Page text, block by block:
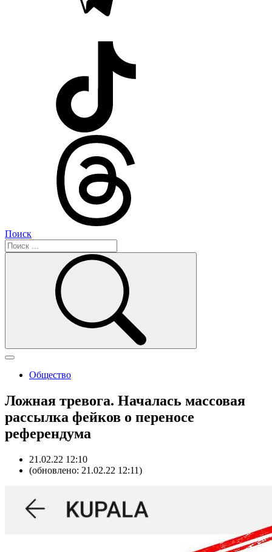
Поиск
Общество
Ложная тревога. Началась массовая
рассылка фейков о переносе
референдума
21.02.22 12:10
(обновлено: 21.02.22 12:11)